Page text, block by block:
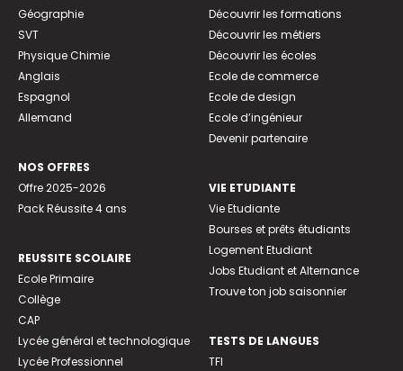
Géographie
SVT
Physique Chimie
Anglais
Espagnol
Allemand
NOS OFFRES
Offre 2025-2026
Pack Réussite 4 ans
REUSSITE SCOLAIRE
Ecole Primaire
Collège
CAP
Lycée général et technologique
Lycée Professionnel
Découvrir les formations
Découvrir les métiers
Découvrir les écoles
Ecole de commerce
Ecole de design
Ecole d’ingénieur
Devenir partenaire
VIE ETUDIANTE
Vie Etudiante
Bourses et prêts étudiants
Logement Etudiant
Jobs Etudiant et Alternance
Trouve ton job saisonnier
TESTS DE LANGUES
TFI